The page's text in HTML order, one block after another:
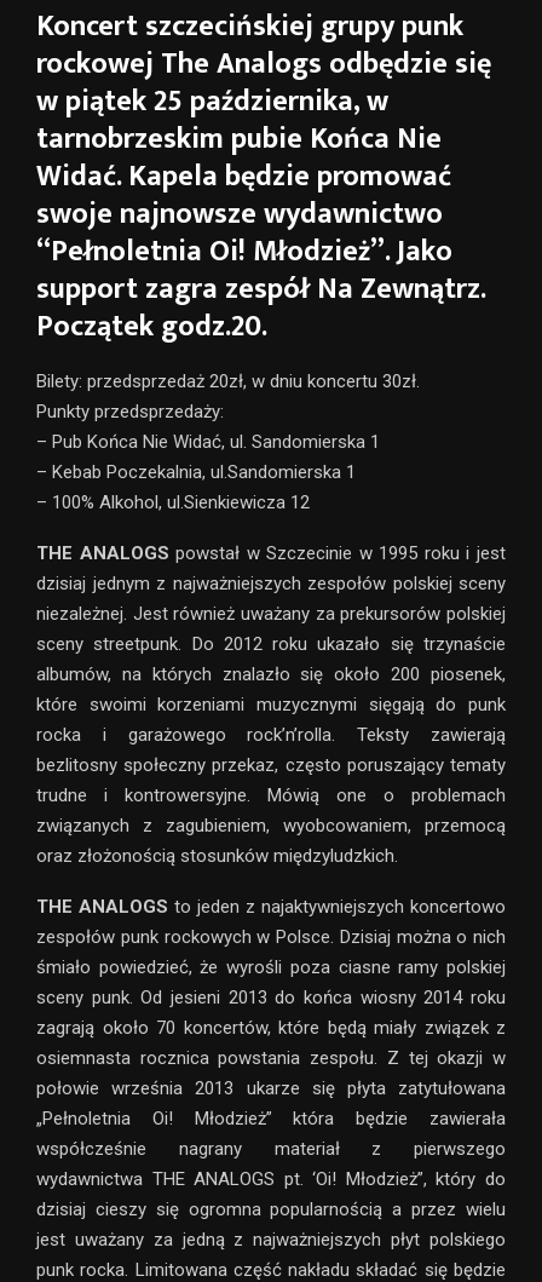
Koncert szczecińskiej grupy punk
rockowej The Analogs odbędzie się
w piątek 25 października, w
tarnobrzeskim pubie Końca Nie
Widać. Kapela będzie promować
swoje najnowsze wydawnictwo
“Pełnoletnia Oi! Młodzież”. Jako
support zagra zespół Na Zewnątrz.
Początek godz.20.
Bilety: przedsprzedaż 20zł, w dniu koncertu 30zł.
Punkty przedsprzedaży:
– Pub Końca Nie Widać, ul. Sandomierska 1
– Kebab Poczekalnia, ul.Sandomierska 1
– 100% Alkohol, ul.Sienkiewicza 12
THE ANALOGS powstał w Szczecinie w 1995 roku i jest
dzisiaj jednym z najważniejszych zespołów polskiej sceny
niezależnej. Jest również uważany za prekursorów polskiej
sceny streetpunk. Do 2012 roku ukazało się trzynaście
albumów, na których znalazło się około 200 piosenek,
które swoimi korzeniami muzycznymi sięgają do punk
rocka i garażowego rock’n’rolla. Teksty zawierają
bezlitosny społeczny przekaz, często poruszający tematy
trudne i kontrowersyjne. Mówią one o problemach
związanych z zagubieniem, wyobcowaniem, przemocą
oraz złożonością stosunków międzyludzkich.
THE ANALOGS to jeden z najaktywniejszych koncertowo
zespołów punk rockowych w Polsce. Dzisiaj można o nich
śmiało powiedzieć, że wyrośli poza ciasne ramy polskiej
sceny punk. Od jesieni 2013 do końca wiosny 2014 roku
zagrają około 70 koncertów, które będą miały związek z
osiemnasta rocznica powstania zespołu. Z tej okazji w
połowie września 2013 ukarze się płyta zatytułowana
„Pełnoletnia Oi! Młodzież” która będzie zawierała
współcześnie nagrany materiał z pierwszego
wydawnictwa THE ANALOGS pt. ‘Oi! Młodzież”, który do
dzisiaj cieszy się ogromna popularnością a przez wielu
jest uważany za jedną z najważniejszych płyt polskiego
punk rocka. Limitowana część nakładu składać się będzie